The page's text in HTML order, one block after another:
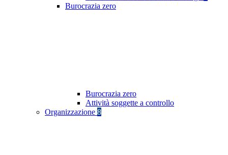
Burocrazia zero
Burocrazia zero
Attività soggette a controllo
Organizzazione 8